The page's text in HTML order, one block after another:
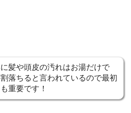
髪や頭皮の汚れはお湯だけで
落ちると言われているので最初
重要です！